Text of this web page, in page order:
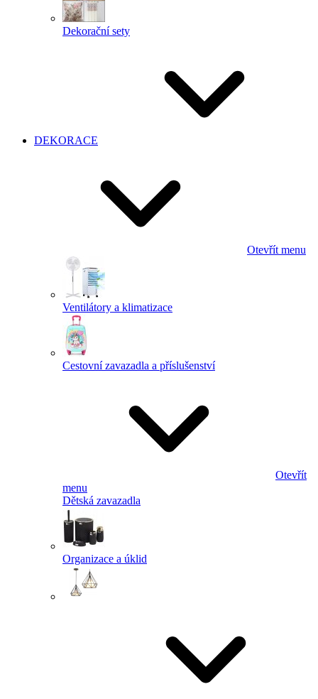
Dekorační sety
DEKORACE
Otevřít menu
Ventilátory a klimatizace
Cestovní zavazadla a příslušenství
Otevřít
menu
Dětská zavazadla
Organizace a úklid